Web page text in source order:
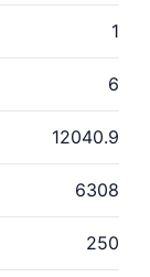
1
6
12040.9
6308
250